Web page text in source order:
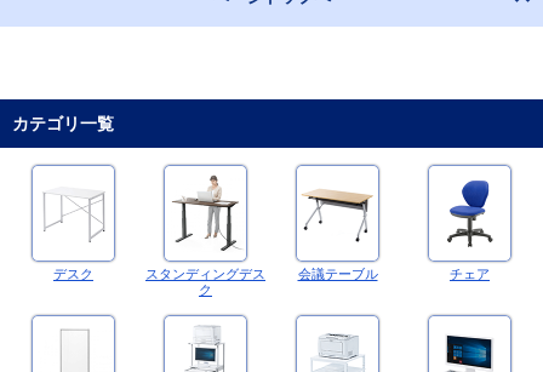
カテゴリ一覧
デスク
スタンディングデス
ク
会議テーブル チェア